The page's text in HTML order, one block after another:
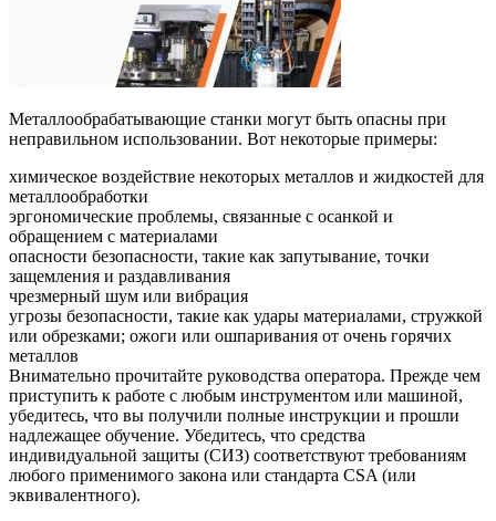
Металлообрабатывающие станки могут быть опасны при
неправильном использовании. Вот некоторые примеры:
химическое воздействие некоторых металлов и жидкостей для
металлообработки
эргономические проблемы, связанные с осанкой и
обращением с материалами
опасности безопасности, такие как запутывание, точки
защемления и раздавливания
чрезмерный шум или вибрация
угрозы безопасности, такие как удары материалами, стружкой
или обрезками; ожоги или ошпаривания от очень горячих
металлов
Внимательно прочитайте руководства оператора. Прежде чем
приступить к работе с любым инструментом или машиной,
убедитесь, что вы получили полные инструкции и прошли
надлежащее обучение. Убедитесь, что средства
индивидуальной защиты (СИЗ) соответствуют требованиям
любого применимого закона или стандарта CSA (или
эквивалентного).